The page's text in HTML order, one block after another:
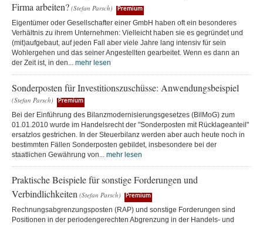
Firma arbeiten? (Stefan Parsch) Premium
Eigentümer oder Gesellschafter einer GmbH haben oft ein besonderes
Verhältnis zu ihrem Unternehmen: Vielleicht haben sie es gegründet und
(mit)aufgebaut, auf jeden Fall aber viele Jahre lang intensiv für sein
Wohlergehen und das seiner Angestellten gearbeitet. Wenn es dann an
der Zeit ist, in den... mehr lesen
Sonderposten für Investitionszuschüsse: Anwendungsbeispiel
(Stefan Parsch) Premium
Bei der Einführung des Bilanzmodernisierungsgesetzes (BilMoG) zum
01.01.2010 wurde im Handelsrecht der "Sonderposten mit Rücklageanteil"
ersatzlos gestrichen. In der Steuerbilanz werden aber auch heute noch in
bestimmten Fällen Sonderposten gebildet, insbesondere bei der
staatlichen Gewährung von... mehr lesen
Praktische Beispiele für sonstige Forderungen und
Verbindlichkeiten (Stefan Parsch) Premium
Rechnungsabgrenzungsposten (RAP) und sonstige Forderungen sind
Positionen in der periodengerechten Abgrenzung in der Handels- und